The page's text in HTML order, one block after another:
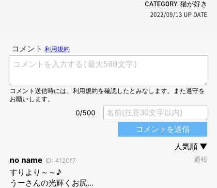
CATEGORY 猫が好き
2022/09/13 UP DATE